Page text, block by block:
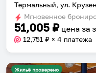
Термальный, ул.
Мгновенное
51,005 ₽ цена за
12,751 ₽ × 4 платежа
Жильё проверено